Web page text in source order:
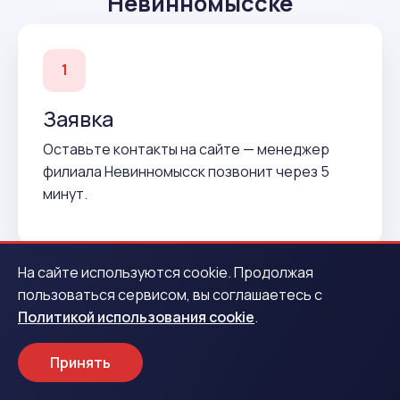
1
Заявка
Оставьте контакты на сайте — менеджер
филиала Невинномысск позвонит через 5
минут.
2
Подтверждение
На сайте используются cookie. Продолжая
пользоваться сервисом, вы соглашаетесь с
Политикой использования cookie.
Принять